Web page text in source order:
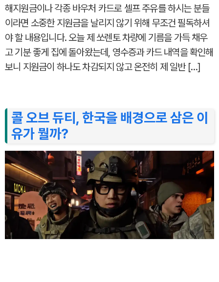
해지원금이나 각종 바우처 카드로 셀프 주유를 하시는 분들
이라면 소중한 지원금을 날리지 않기 위해 무조건 필독하셔
야 할 내용입니다. 오늘 제 쏘렌토 차량에 기름을 가득 채우
고 기분 좋게 집에 돌아왔는데, 영수증과 카드 내역을 확인해
보니 지원금이 하나도 차감되지 않고 온전히 제 일반 […]
콜 오브 듀티, 한국을 배경으로 삼은 이
유가 뭘까?